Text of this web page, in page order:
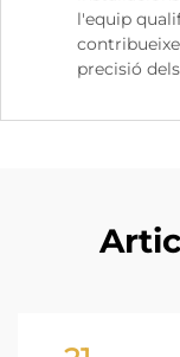
l'equip
precisió